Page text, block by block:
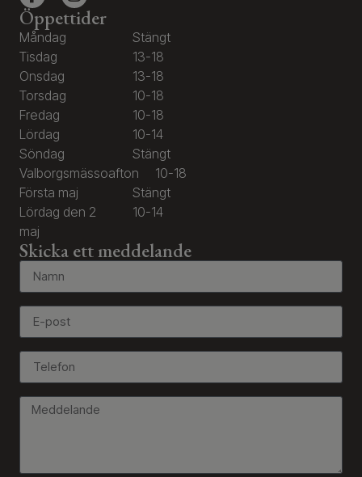
Öppettider
Måndag
Stängt
Tisdag
13-18
Onsdag
13-18
Torsdag
10-18
Fredag
10-18
Lördag
10-14
Söndag
Stängt
Valborgsmässoafton
10-18
Första maj
Stängt
Lördag den 2
maj
10-14
Skicka ett meddelande